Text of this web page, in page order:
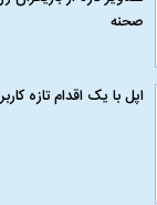
صحنه
اپل با یک اقدام تازه